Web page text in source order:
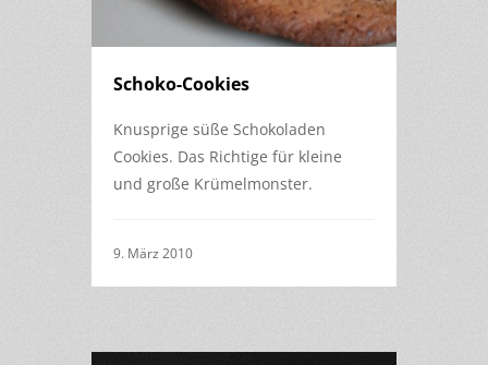
Schoko-Cookies
Knusprige süße Schokoladen
Cookies. Das Richtige für kleine
und große Krümelmonster.
9. März 2010